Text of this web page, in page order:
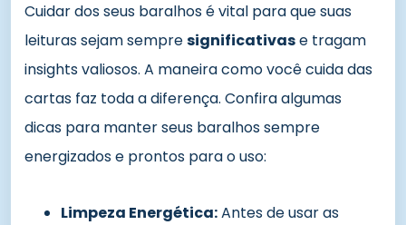
Cuidar dos seus baralhos é vital para que suas
leituras sejam sempresignificativase tragam
insights valiosos. A maneira como você cuida das
cartas faz toda a diferença. Confira algumas
dicas para manter seus baralhos sempre
energizados e prontos para o uso:
Limpeza Energética:Antes de usar as